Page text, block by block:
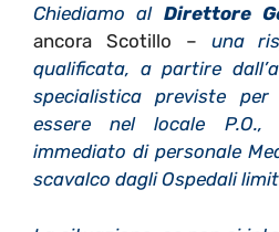
Chiediamo al Direttore
ancora Scotillo – una
qualificata, a partire
specialistica previste
essere nel locale
immediato di personale
scavalco dagli Ospedali